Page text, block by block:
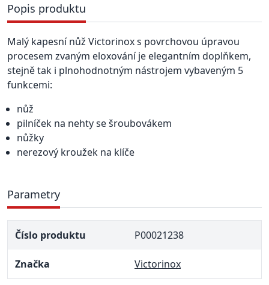
Popis produktu
Malý kapesní nůž Victorinox s povrchovou úpravou
procesem zvaným eloxování je elegantním doplňkem,
stejně tak i plnohodnotným nástrojem vybaveným 5
funkcemi:
nůž
pilníček na nehty se šroubovákem
nůžky
nerezový kroužek na klíče
Parametry
Číslo produktu P00021238
Značka Victorinox